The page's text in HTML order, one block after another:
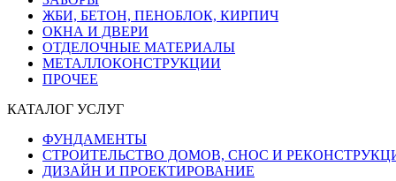
ЖБИ, БЕТОН, ПЕНОБЛОК, КИРПИЧ
ОКНА И ДВЕРИ
ОТДЕЛОЧНЫЕ МАТЕРИАЛЫ
МЕТАЛЛОКОНСТРУКЦИИ
ПРОЧЕЕ
КАТАЛОГ УСЛУГ
ФУНДАМЕНТЫ
СТРОИТЕЛЬСТВО ДОМОВ, СНОС И
ДИЗАЙН И ПРОЕКТИРОВАНИЕ